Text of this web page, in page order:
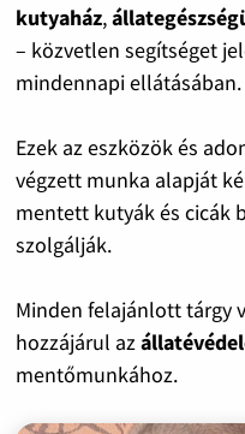
kutyaház,
– közvetlen segítséget
mindennapi ellátásában.
Ezek az eszközök és
végzett munka alapját
mentett kutyák és cicák
szolgálják.
Minden felajánlott tárgy
hozzájárul az
mentőmunkához.